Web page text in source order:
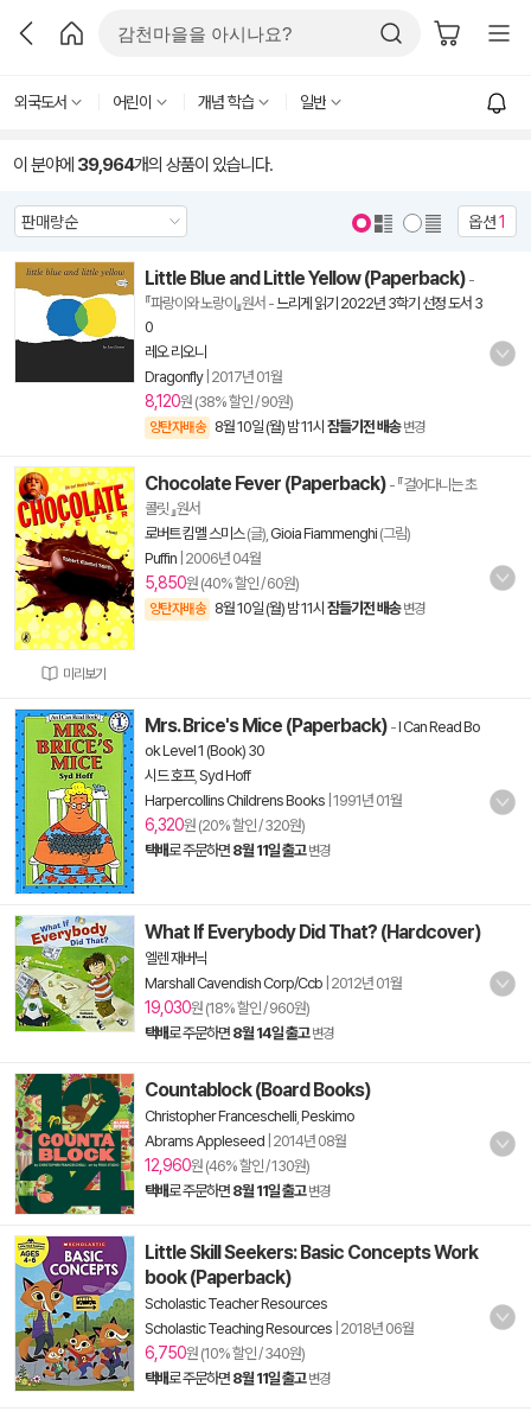
외국도서 어린이 개념 학습 일반
이 분야에 39,964개의 상품이 있습니다.
옵션1
Little Blue and Little Yellow (Paperback) -
『파랑이와 노랑이』원서 -느리게 읽기 2022년 3학기 선정 도서 3
0
레오 리오니
Dragonfly| 2017년 01월
8,120원 (38% 할인 / 90원)
양탄자배송 8월 10일 (월) 밤 11시 잠들기전 배송 변경
미리보기
Chocolate Fever (Paperback) - 『걸어다니는 초
콜릿 』원서
로버트 킴멜 스미스(글), Gioia Fiammenghi (그림)
Puffin 2006년 04월
5,850원 (40% 할인 / 60원)
양탄자배송 8월 10일 (월) 밤 11시 잠들기전 배송 변경
Mrs. Brice's Mice (Paperback) -I Can Read Bo
ok Level 1 (Book) 30
시드 호프, Syd Hoff
Harpercollins Childrens Books 1991년 01월
6,320원 (20% 할인 / 320원)
택배로 주문하면 8월 11일 출고 변경
What If Everybody Did That? (Hardcover)
엘렌 재버닉
Marshall Cavendish Corp/Ccb 2012년 01월
19,030원 (18% 할인 / 960원)
택배로 주문하면 8월 14일 출고 변경
Countablock (Board Books)
Christopher Franceschelli Peskimo
Abrams Appleseed 2014년 08월
12,960원 (46% 할인 / 130원)
택배로 주문하면 8월 11일 출고 변경
Little Skill Seekers: Basic Concepts Work
book (Paperback)
Scholastic Teacher Resources
Scholastic Teaching Resources 2018년 06월
6,750원 (10% 할인 / 340원)
택배로 주문하면 8월 11일 출고 변경